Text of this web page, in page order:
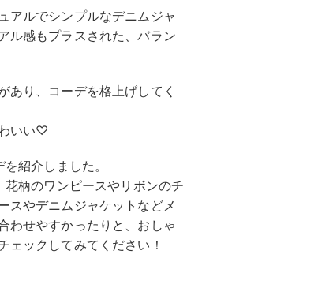
アルでシンプルなデニムジャ
ル感もプラスされた、バラン
あり、コーデを格上げしてく
いい♡
紹介しました。
柄のワンピースやリボンのチ
スやデニムジャケットなどメ
わせやすかったりと、おしゃ
ェックしてみてください！